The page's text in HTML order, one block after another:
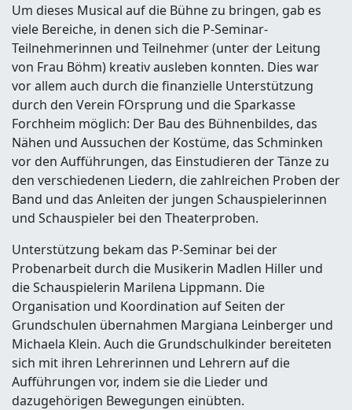
Um dieses Musical auf die Bühne zu bringen, gab es
viele Bereiche, in denen sich die P-Seminar-
Teilnehmerinnen und Teilnehmer (unter der Leitung
von Frau Böhm) kreativ ausleben konnten. Dies war
vor allem auch durch die finanzielle Unterstützung
durch den Verein FOrsprung und die Sparkasse
Forchheim möglich: Der Bau des Bühnenbildes, das
Nähen und Aussuchen der Kostüme, das Schminken
vor den Aufführungen, das Einstudieren der Tänze zu
den verschiedenen Liedern, die zahlreichen Proben der
Band und das Anleiten der jungen Schauspielerinnen
und Schauspieler bei den Theaterproben.
Unterstützung bekam das P-Seminar bei der
Probenarbeit durch die Musikerin Madlen Hiller und
die Schauspielerin Marilena Lippmann. Die
Organisation und Koordination auf Seiten der
Grundschulen übernahmen Margiana Leinberger und
Michaela Klein. Auch die Grundschulkinder bereiteten
sich mit ihren Lehrerinnen und Lehrern auf die
Aufführungen vor, indem sie die Lieder und
dazugehörigen Bewegungen einübten.